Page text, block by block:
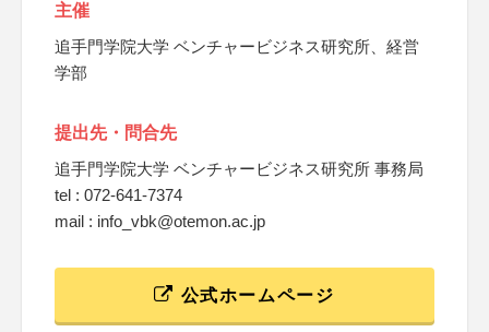
主催
追手門学院大学 ベンチャービジネス研究所、経営
学部
提出先・問合先
追手門学院大学 ベンチャービジネス研究所 事務局
tel : 072-641-7374
mail : info_vbk@otemon.ac.jp
公式ホームページ